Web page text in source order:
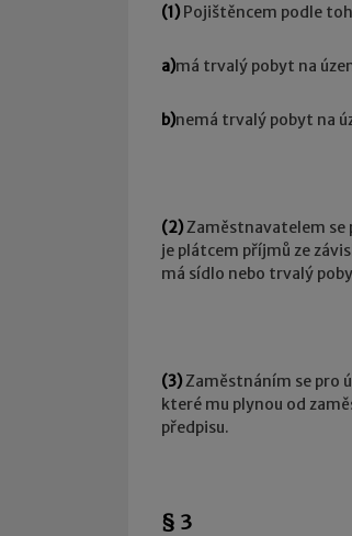
(1)Pojištěncem podle
a)má trvalý pobyt na
b)nemá trvalý pobyt na
(2)Zaměstnavatelem se
je plátcem příjmů ze
má sídlo nebo trvalý
(3)Zaměstnáním se pro
které mu plynou od
předpisu.
§ 3